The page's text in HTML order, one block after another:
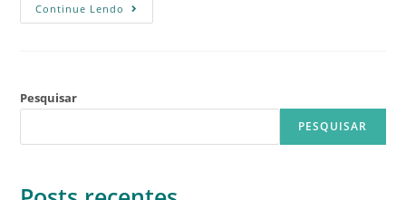
Continue Lendo
Pesquisar
PESQUISAR